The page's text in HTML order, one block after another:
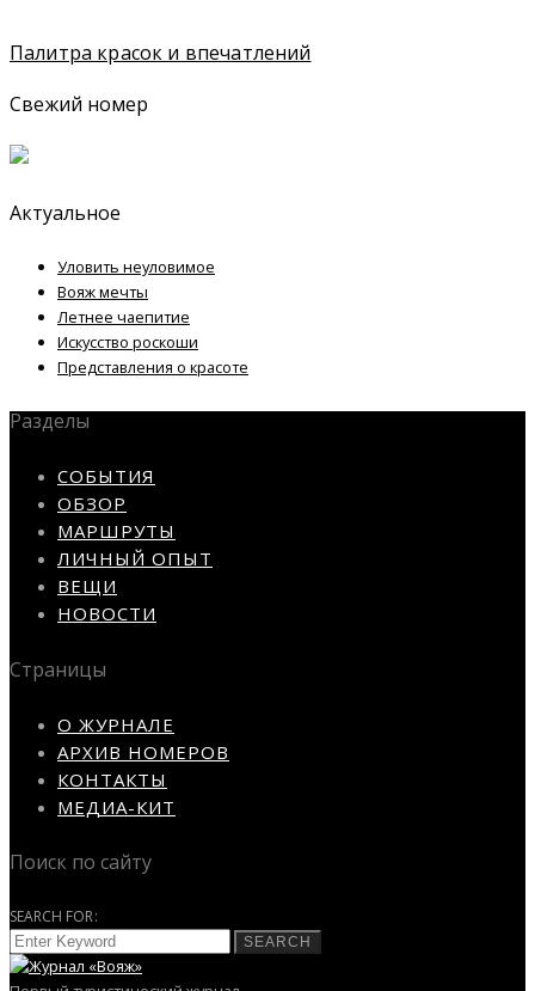
Палитра красок и впечатлений
Свежий номер
Актуальное
Уловить неуловимое
Вояж мечты
Летнее чаепитие
Искусство роскоши
Представления о красоте
Разделы
СОБЫТИЯ
ОБЗОР
МАРШРУТЫ
ЛИЧНЫЙ ОПЫТ
ВЕЩИ
НОВОСТИ
Страницы
О ЖУРНАЛЕ
АРХИВ НОМЕРОВ
КОНТАКТЫ
МЕДИА-КИТ
Поиск по сайту
SEARCH FOR:
SEARCH